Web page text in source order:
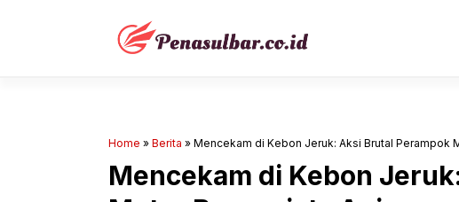
Home » Berita » Mencekam di Kebon Jeruk: Aksi Brutal Perampok
Mencekam di Kebon